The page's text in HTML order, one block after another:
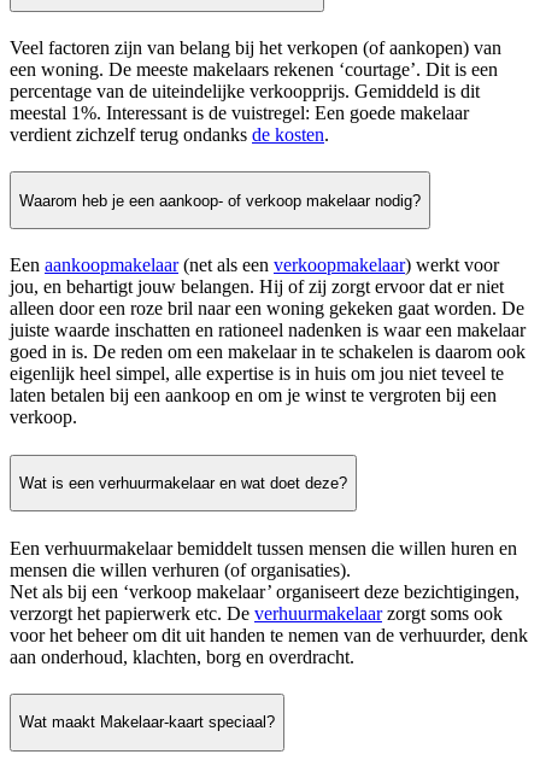
Veel factoren zijn van belang bij het verkopen (of aankopen) van
een woning. De meeste makelaars rekenen ‘courtage’. Dit is een
percentage van de uiteindelijke verkoopprijs. Gemiddeld is dit
meestal 1%. Interessant is de vuistregel: Een goede makelaar
verdient zichzelf terug ondanks de kosten.
Waarom heb je een aankoop- of verkoop makelaar nodig?
Een aankoopmakelaar(net als een verkoopmakelaar) werkt voor
jou, en behartigt jouw belangen. Hij of zij zorgt ervoor dat er niet
alleen door een roze bril naar een woning gekeken gaat worden. De
juiste waarde inschatten en rationeel nadenken is waar een makelaar
goed in is. De reden om een makelaar in te schakelen is daarom ook
eigenlijk heel simpel, alle expertise is in huis om jou niet teveel te
laten betalen bij een aankoop en om je winst te vergroten bij een
verkoop.
Wat is een verhuurmakelaar en wat doet deze?
Een verhuurmakelaar bemiddelt tussen mensen die willen huren en
mensen die willen verhuren (of organisaties).
Net als bij een ‘verkoop makelaar’ organiseert deze bezichtigingen,
verzorgt het papierwerk etc. De verhuurmakelaarzorgt soms ook
voor het beheer om dit uit handen te nemen van de verhuurder, denk
aan onderhoud, klachten, borg en overdracht.
Wat maakt Makelaar-kaart speciaal?